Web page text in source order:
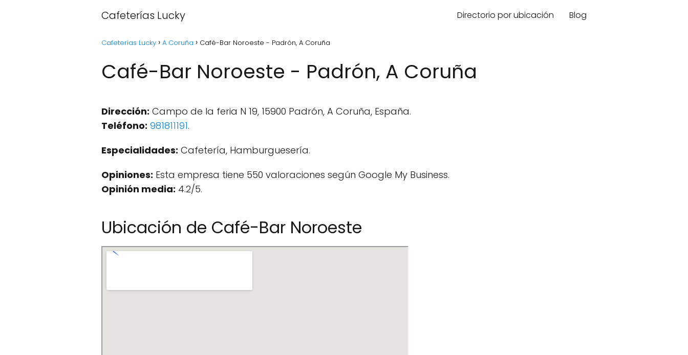
Cafeterías Lucky Directorio por ubicación Blog
Cafeterías Lucky A Coruña Café-Bar Noroeste - Padrón, A Coruña
Café-Bar Noroeste - Padrón, A Coruña
Dirección: Campo de la feria N 19, 15900 Padrón, A Coruña, España.
Teléfono: 981811191.
Especialidades: Cafetería, Hamburguesería.
Opiniones: Esta empresa tiene 550 valoraciones según Google My Business.
Opinión media: 4.2/5.
Ubicación de Café-Bar Noroeste